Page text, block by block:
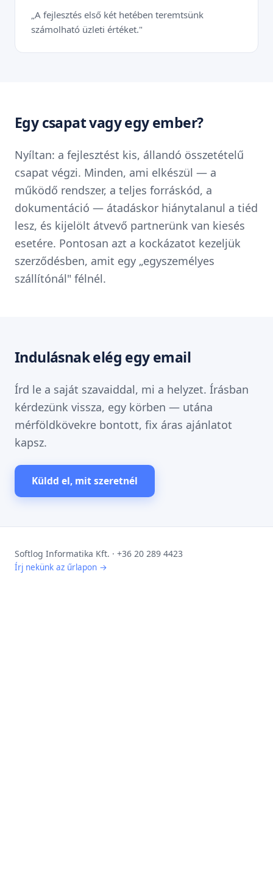
„A fejlesztés első két hetében teremtsünk
számolható üzleti értéket."
Egy csapat vagy egy ember?
Nyíltan: a fejlesztést kis, állandó összetételű
csapat végzi. Minden, ami elkészül — a
működő rendszer, a teljes forráskód, a
dokumentáció — átadáskor hiánytalanul a tiéd
lesz, és kijelölt átvevő partnerünk van kiesés
esetére. Pontosan azt a kockázatot kezeljük
szerződésben, amit egy „egyszemélyes
szállítónál" félnél.
Indulásnak elég egy email
Írd le a saját szavaiddal, mi a helyzet. Írásban
kérdezünk vissza, egy körben — utána
mérföldkövekre bontott, fix áras ajánlatot
kapsz.
Küldd el, mit szeretnél
Softlog Informatika Kft. · +36 20 289 4423
Írj nekünk az űrlapon →